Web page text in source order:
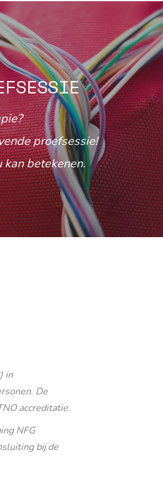
proefsessie!
betekenen.
in
De
accreditatie.
NFG
bij de